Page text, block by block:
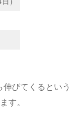
びてくるという
す。